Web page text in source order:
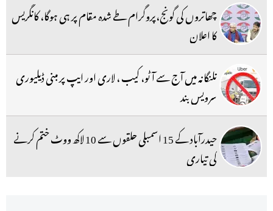
چھاتروں کی گونج،پروگرام طے شدہ مقام پر ہی ہوگا، کانگریس
کا اعلان
تلنگانہ میں آج سے آٹو، کیب ، لاری اور ایپ پر مبنی ڈیلیوری
سرویس بند
حیدرآباد کے 15 اسمبلی حلقوں سے 10 لاکھ ووٹ ختم کرنے
کی تیاری